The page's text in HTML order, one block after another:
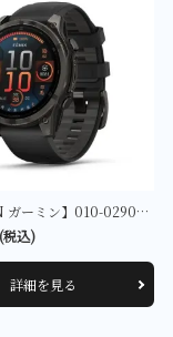
【GARMIN ガーミン】010-02904-27 fenix 8 Sapphire AMOLED 47mm Ti Carbon Gray DLC / Black
込)
詳細を見る